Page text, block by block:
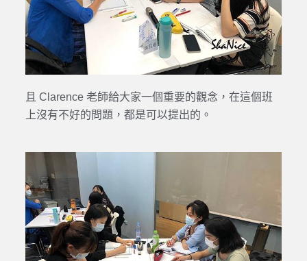
且 Clarence 老師給大家一個重要的觀念，在這個班
上沒有不好的問題，都是可以提出的。